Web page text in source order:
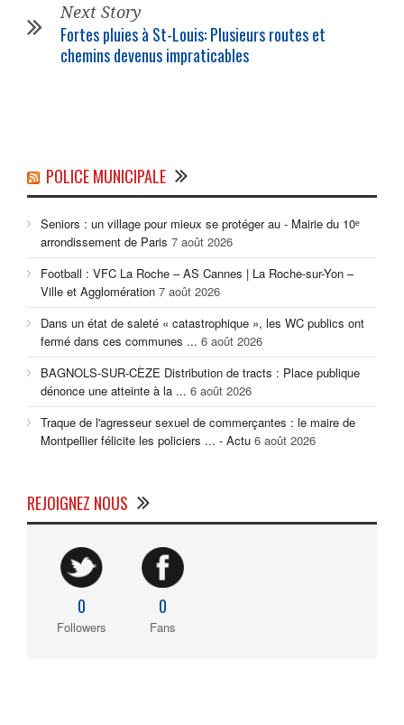
Next Story
Fortes pluies à St-Louis: Plusieurs routes et
chemins devenus impraticables
POLICE MUNICIPALE
Seniors : un village pour mieux se protéger au - Mairie du 10ᵉ
arrondissement de Paris 7 août 2026
Football : VFC La Roche – AS Cannes | La Roche-sur-Yon –
Ville et Agglomération 7 août 2026
Dans un état de saleté « catastrophique », les WC publics ont
fermé dans ces communes ... 6 août 2026
BAGNOLS-SUR-CÈZE Distribution de tracts : Place publique
dénonce une atteinte à la ... 6 août 2026
Traque de l'agresseur sexuel de commerçantes : le maire de
Montpellier félicite les policiers ... - Actu 6 août 2026
REJOIGNEZ NOUS
0
Followers
0
Fans